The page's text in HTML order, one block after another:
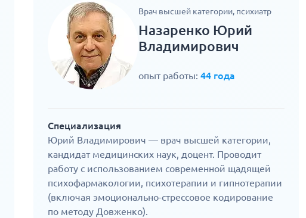
Врач высшей категории, психиатр
Назаренко Юрий
Владимирович
опыт работы: 44 года
Специализация
Юрий Владимирович — врач высшей категории,
кандидат медицинских наук, доцент. Проводит
работу с использованием современной щадящей
психофармакологии, психотерапии и гипнотерапии
(включая эмоционально-стрессовое кодирование
по методу Довженко).